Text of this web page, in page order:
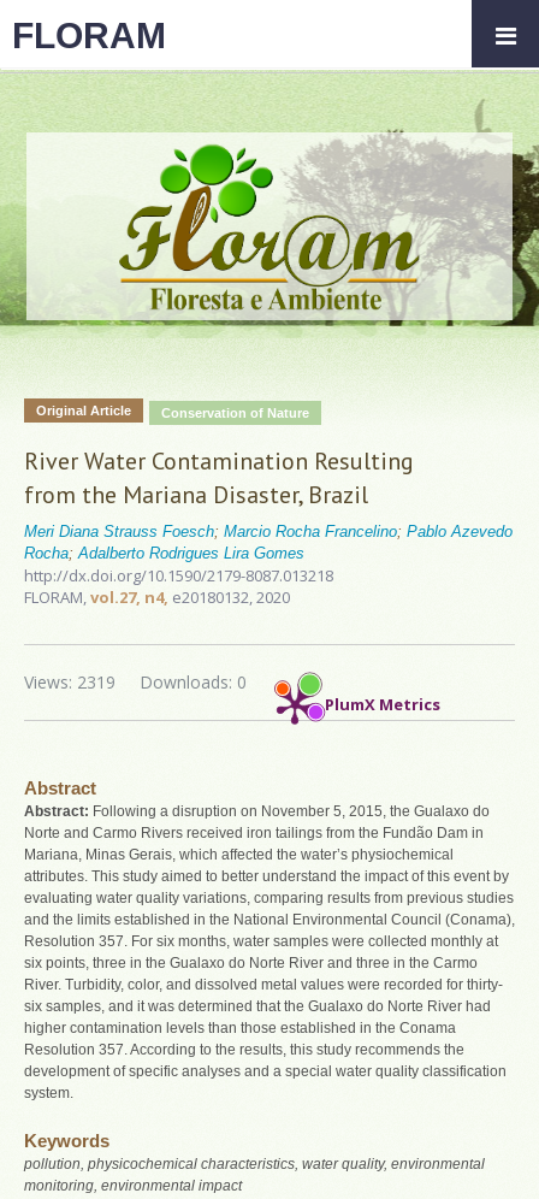
Original Article Conservation of Nature
River Water Contamination Resulting
from the Mariana Disaster, Brazil
Meri Diana Strauss Foesch; Marcio Rocha Francelino; Pablo Azevedo
Rocha; Adalberto Rodrigues Lira Gomes
http://dx.doi.org/10.1590/2179-8087.013218
FLORAM,vol.27, n4, e20180132, 2020
PlumX Metrics
Downloads: 0
Views: 2319
Abstract
Abstract: Following a disruption on November 5, 2015, the Gualaxo do
Norte and Carmo Rivers received iron tailings from the Fundão Dam in
Mariana, Minas Gerais, which affected the water’s physiochemical
attributes. This study aimed to better understand the impact of this event by
evaluating water quality variations, comparing results from previous studies
and the limits established in the National Environmental Council (Conama),
Resolution 357. For six months, water samples were collected monthly at
six points, three in the Gualaxo do Norte River and three in the Carmo
River. Turbidity, color, and dissolved metal values were recorded for thirty-
six samples, and it was determined that the Gualaxo do Norte River had
higher contamination levels than those established in the Conama
Resolution 357. According to the results, this study recommends the
development of specific analyses and a special water quality classification
system.
Keywords
pollution, physicochemical characteristics, water quality, environmental
monitoring, environmental impact
FLORAM